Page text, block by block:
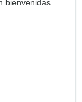
bienvenidas